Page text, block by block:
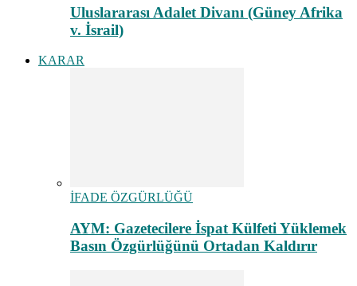
Uluslararası Adalet Divanı (Güney Afrika
v. İsrail)
KARAR
İFADE ÖZGÜRLÜĞÜ
AYM: Gazetecilere İspat Külfeti Yüklemek
Basın Özgürlüğünü Ortadan Kaldırır